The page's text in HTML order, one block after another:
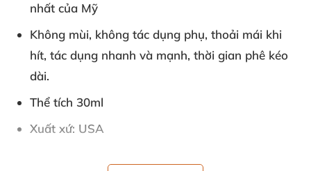
nhất của Mỹ
Không mùi, không tác dụng phụ, thoải mái khi
hít, tác dụng nhanh và mạnh, thời gian phê kéo
dài.
Thể tích 30ml
Xuất xứ: USA